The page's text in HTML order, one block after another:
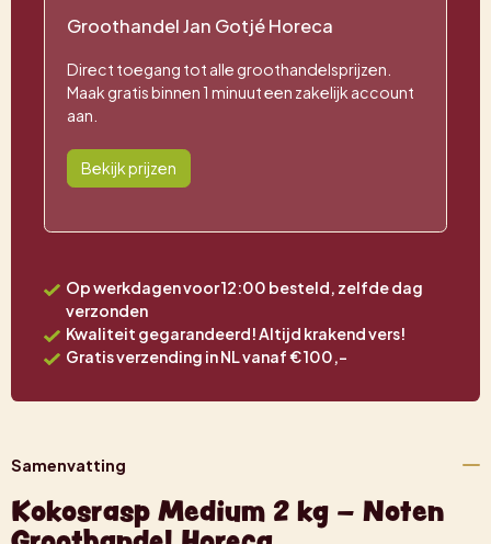
Groothandel Jan Gotjé Horeca
Direct toegang tot alle groothandelsprijzen.
Maak gratis binnen 1 minuut een zakelijk account
aan.
Bekijk prijzen
Op werkdagen voor 12:00 besteld, zelfde dag
verzonden
Kwaliteit gegarandeerd! Altijd krakend vers!
Gratis verzending in NL vanaf € 100,-
Samenvatting
Kokosrasp Medium 2 kg – Noten